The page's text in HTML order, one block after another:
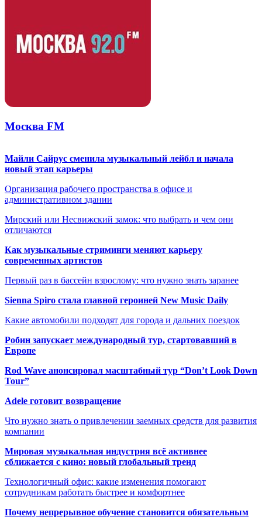
Москва FM
Майли Сайрус сменила музыкальный лейбл и начала
новый этап карьеры
Организация рабочего пространства в офисе и
административном здании
Мирский или Несвижский замок: что выбрать и чем они
отличаются
Как музыкальные стриминги меняют карьеру
современных артистов
Первый раз в бассейн взрослому: что нужно знать заранее
Sienna Spiro стала главной героиней New Music Daily
Какие автомобили подходят для города и дальних поездок
Робин запускает международный тур, стартовавший в
Европе
Rod Wave анонсировал масштабный тур “Don’t Look Down
Tour”
Adele готовит возвращение
Что нужно знать о привлечении заемных средств для развития
компании
Мировая музыкальная индустрия всё активнее
сближается с кино: новый глобальный тренд
Технологичный офис: какие изменения помогают
сотрудникам работать быстрее и комфортнее
Почему непрерывное обучение становится обязательным